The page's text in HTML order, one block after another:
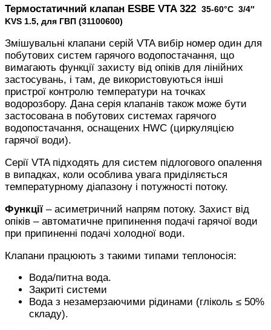
Термостатичний клапан ESBE VTA 322 35-60°С 3/4″
KVS 1.5, для ГВП (31100600)
Змішувальні клапани серій VTA вибір номер один для
побутових систем гарячого водопостачання, що
вимагають функції захисту від опіків для лінійних
застосувань, і там, де використовуються інші
пристрої контролю температури на точках
водорозбору. Дана серія клапанів також може бути
застосована в побутових системах гарячого
водопостачання, оснащених HWC (циркуляцією
гарячої води).
Серії VTA підходять для систем підлогового опалення
в випадках, коли особлива увага приділяється
температурному діапазону і потужності потоку.
Функції – асиметричний напрям потоку. Захист від
опіків – автоматичне припинення подачі гарячої води
при припиненні подачі холодної води.
Клапани працюють з такими типами теплоносія:
Вода/питна вода.
Закриті системи
Вода з незамерзаючими рідинами (гліколь ≤ 50%
складу).